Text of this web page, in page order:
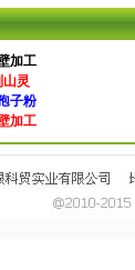
加工
山灵
子粉
加工